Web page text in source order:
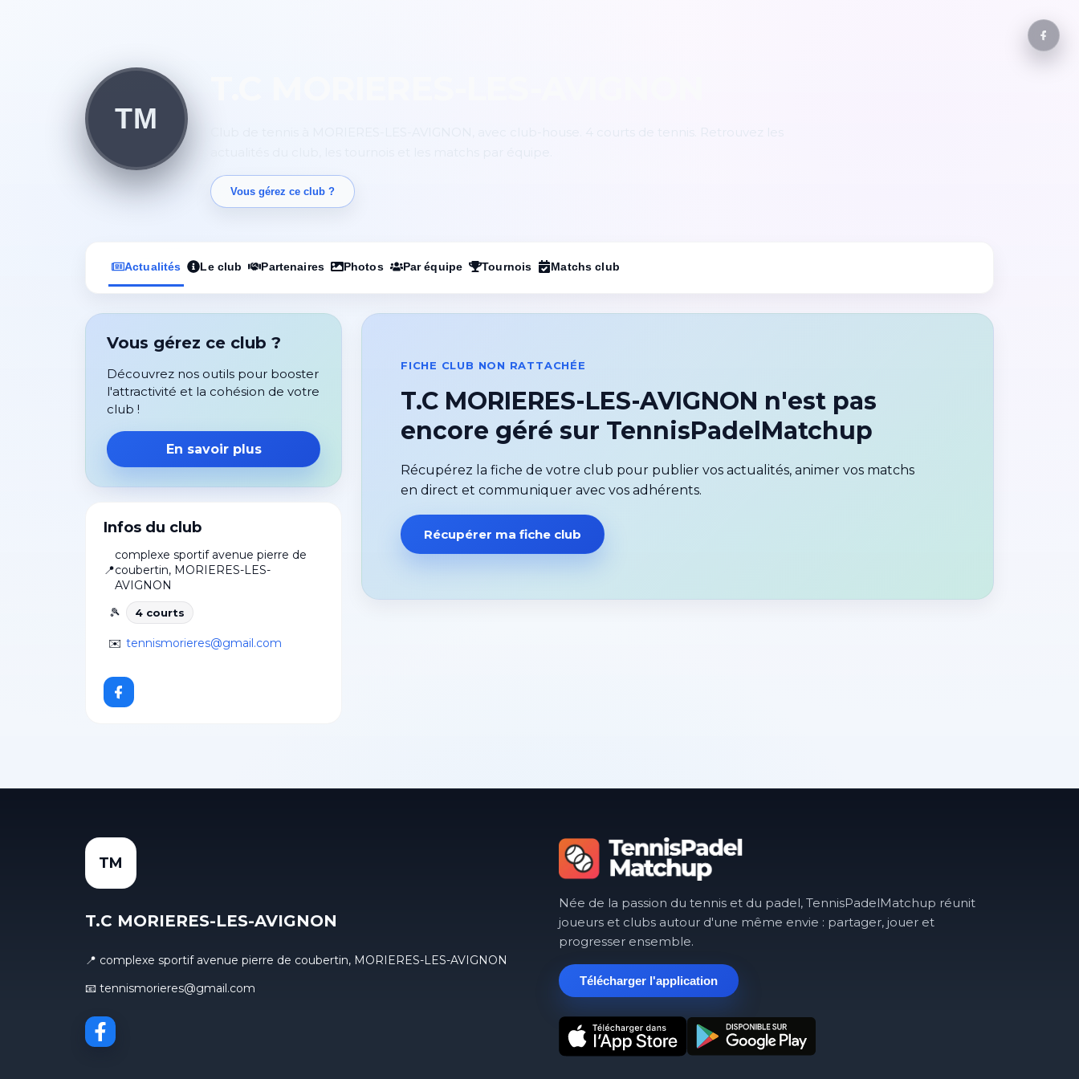
TM
Vous gérez ce club ?
Actualités Le club Partenaires Photos Par équipe Tournois Matchs club
Vous gérez ce club ?
Découvrez nos outils pour booster
l'attractivité et la cohésion de votre
club !
En savoir plus
Infos du club
📍
complexe sportif avenue pierre de
coubertin, MORIERES-LES-
AVIGNON
🎾
4 courts
✉️ tennismorieres@gmail.com
FICHE CLUB NON RATTACHÉE
T.C MORIERES-LES-AVIGNON n'est pas
encore géré sur TennisPadelMatchup
Récupérez la fiche de votre club pour publier vos actualités, animer vos matchs
en direct et communiquer avec vos adhérents.
Récupérer ma fiche club
TM
T.C MORIERES-LES-AVIGNON
📍 complexe sportif avenue pierre de coubertin, MORIERES-LES-AVIGNON
📧 tennismorieres@gmail.com
Née de la passion du tennis et du padel, TennisPadelMatchup réunit
joueurs et clubs autour d'une même envie : partager, jouer et
progresser ensemble.
Télécharger l'application